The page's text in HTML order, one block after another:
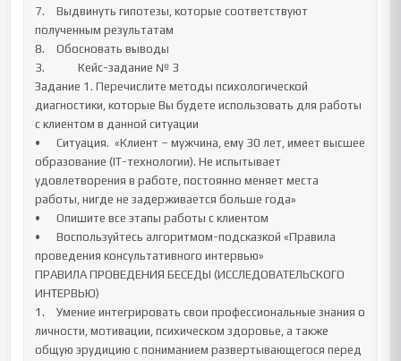
7.	Выдвинуть гипотезы, которые соответствуют
полученным результатам
8.	Обосновать выводы
3.		Кейс-задание № 3
Задание 1. Перечислите методы психологической
диагностики, которые Вы будете использовать для работы
с клиентом в данной ситуации
•	Ситуация.  «Клиент – мужчина, ему 30 лет, имеет высшее
образование (IT-технологии). Не испытывает
удовлетворения в работе, постоянно меняет места
работы, нигде не задерживается больше года»
•	Опишите все этапы работы с клиентом
•	Воспользуйтесь алгоритмом-подсказкой «Правила
проведения консультативного интервью»
ПРАВИЛА ПРОВЕДЕНИЯ БЕСЕДЫ (ИССЛЕДОВАТЕЛЬСКОГО
ИНТЕРВЬЮ)
1.	Умение интегрировать свои профессиональные знания о
личности, мотивации, психическом здоровье, а также
общую эрудицию с пониманием развертывающегося перед